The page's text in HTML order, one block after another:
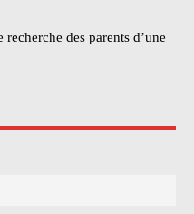
des parents d’une